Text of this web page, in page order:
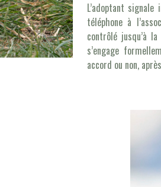
L’adoptant
téléphone à
contrôlé jusqu’à
s’engage
accord ou non,